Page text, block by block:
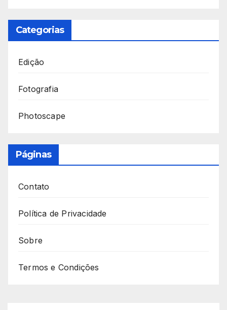
Categorias
Edição
Fotografia
Photoscape
Páginas
Contato
Política de Privacidade
Sobre
Termos e Condições